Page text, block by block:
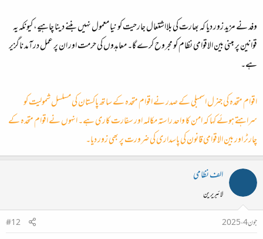
وفد نے مزید زور دیا کہ بھارت کی بلااشتعال جارحیت کو نیا معمول نہیں بننے دینا چاہیے، کیونکہ یہ
قوانین پر مبنی بین الاقوامی نظام کو مجروح کرے گا۔ معاہدوں کی حرمت اور ان پر عمل درآمد ناگزیر
ہے۔
اقوام متحدہ کی جنرل اسمبلی کے صدر نے اقوام متحدہ کے ساتھ پاکستان کی مسلسل شمولیت کو
سراہتے ہوئے کہا کہ امن کا واحد راستہ مکالمہ اور سفارت کاری ہے۔ انہوں نے اقوام متحدہ کے
چارٹر اور بین الاقوامی قانون کی پاسداری کی ضرورت پر بھی زور دیا۔
الف نظامی
لائبریرین
جون 4، 2025
#12